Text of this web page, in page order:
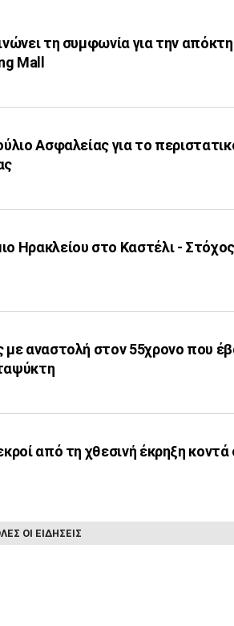
τη συμφωνία για την
Mall
Ασφαλείας για το
Ηρακλείου στο Καστέλι -
με αναστολή στον 55χρονο που
από τη χθεσινή έκρηξη
ΟΙ ΕΙΔΗΣΕΙΣ